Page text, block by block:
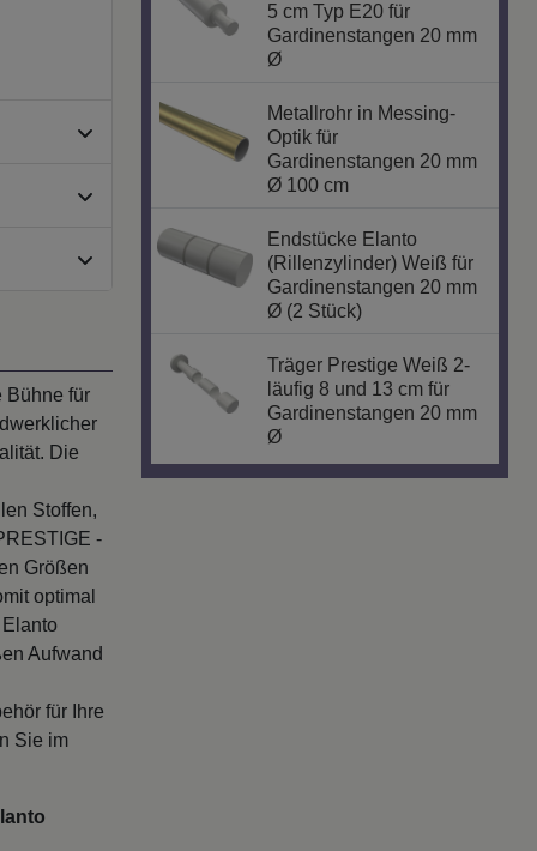
Bühne für
Die
Stoffen,
-
Größen
optimal
Aufwand
für Ihre
Sie im
5 cm Typ E20 für
Gardinenstangen 20 mm
Ø
Metallrohr in Messing-
Optik für
Gardinenstangen 20 mm
Ø 100 cm
Endstücke Elanto
(Rillenzylinder) Weiß für
Gardinenstangen 20 mm
Ø (2 Stück)
Träger Prestige Weiß 2-
läufig 8 und 13 cm für
Gardinenstangen 20 mm
Ø